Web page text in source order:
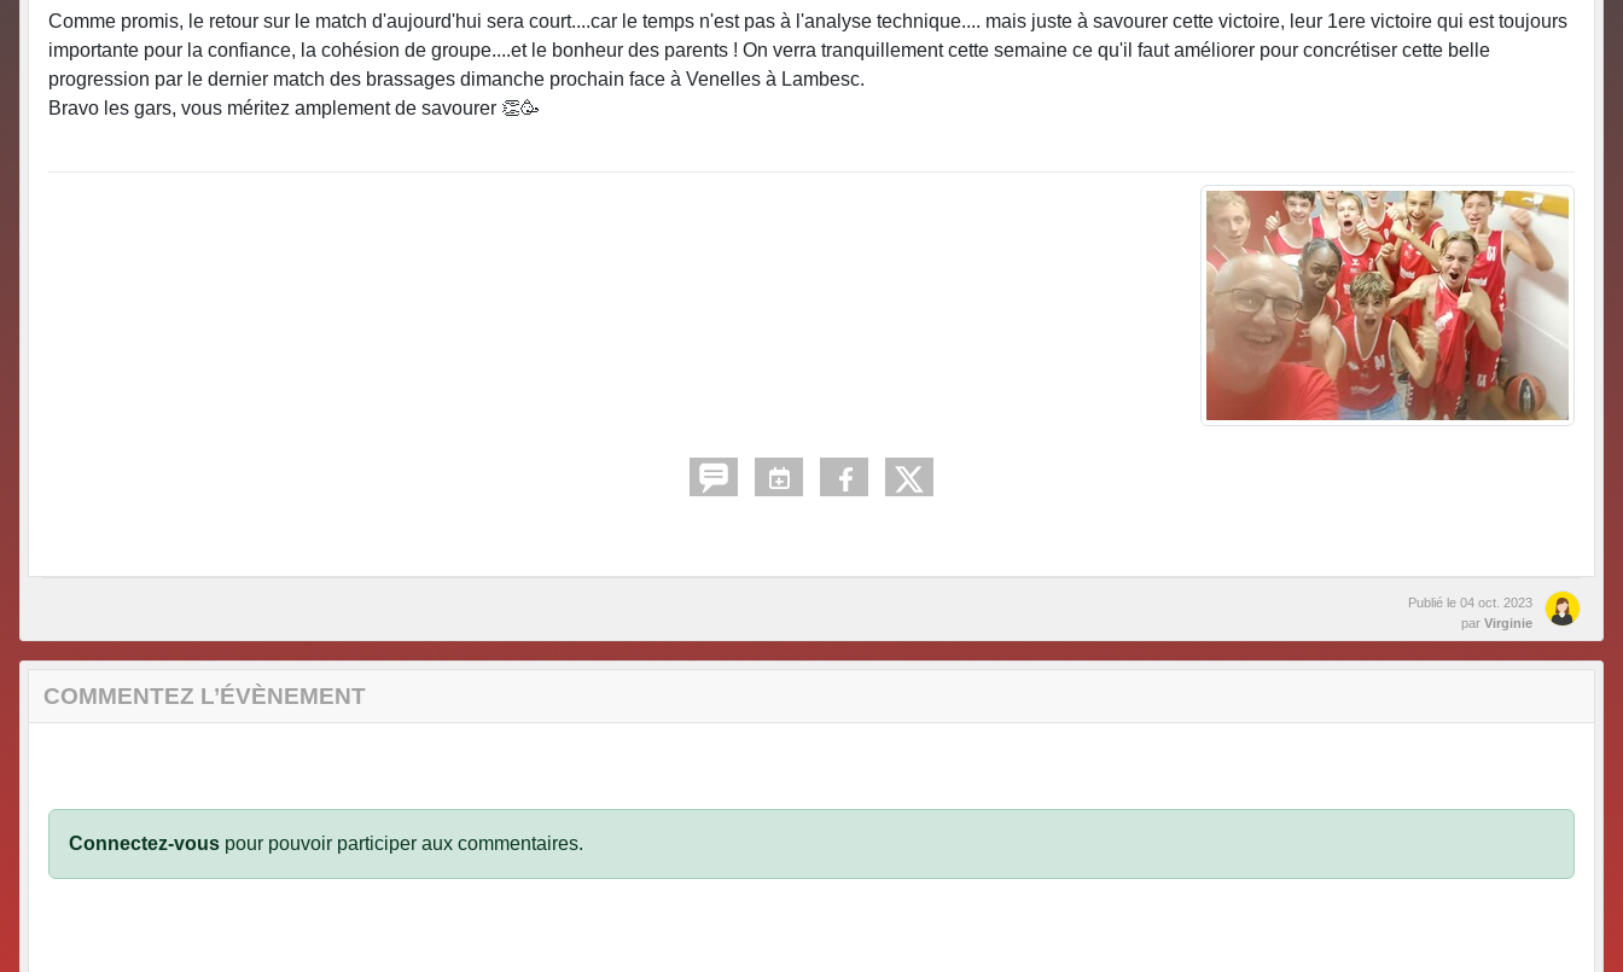
Comme promis, le retour sur le match d'aujourd'hui sera court....car le temps n'est pas à l'analyse technique.... mais juste à savourer cette victoire, leur 1ere victoire qui est toujours
importante pour la confiance, la cohésion de groupe....et le bonheur des parents ! On verra tranquillement cette semaine ce qu'il faut améliorer pour concrétiser cette belle
progression par le dernier match des brassages dimanche prochain face à Venelles à Lambesc.
Bravo les gars, vous méritez amplement de savourer 👏🥳
Publié le 04 oct. 2023
par Virginie
COMMENTEZ L’ÉVÈNEMENT
Connectez-vous pour pouvoir participer aux commentaires.